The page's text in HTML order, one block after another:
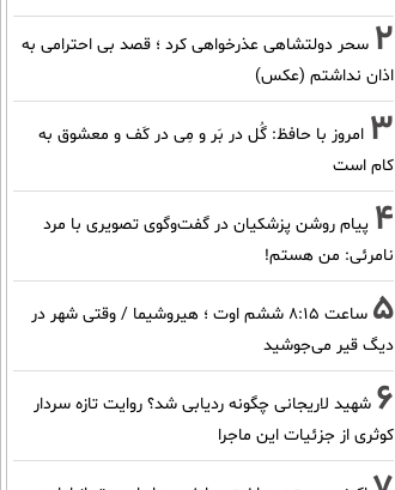
2 سحر دولتشاهی عذرخواهی کرد ؛ قصد بی احترامی به
اذان نداشتم (عکس)
3 امروز با حافظ: گُل در بَر و مِی در کَف و معشوق به
کام است
4 پیام روشن پزشکیان در گفت‌و‌گوی تصویری با مرد
نامرئی: من هستم!
5
ساعت ۸:۱۵ ششم اوت ؛ هیروشیما / وقتی شهر در
دیگ قیر می‌جوشید
6 شهید لاریجانی چگونه ردیابی شد؟ روایت تازه سردار
کوثری از جزئیات این ماجرا